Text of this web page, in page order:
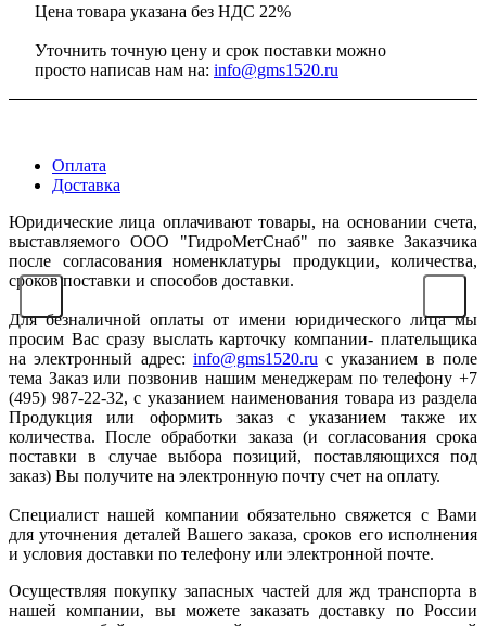
Цена товара указана без НДС 22%
Уточнить точную цену и срок поставки можно
просто написав нам на: info@gms1520.ru
Оплата
Доставка
Юридические лица оплачивают товары, на основании счета,
выставляемого ООО "ГидроМетСнаб" по заявке Заказчика
после согласования номенклатуры продукции, количества,
сроков поставки и способов доставки.
Для безналичной оплаты от имени юридического лица мы
просим Вас сразу выслать карточку компании- плательщика
на электронный адрес: info@gms1520.ru с указанием в поле
тема Заказ или позвонив нашим менеджерам по телефону +7
(495) 987-22-32, с указанием наименования товара из раздела
Продукция или оформить заказ с указанием также их
количества. После обработки заказа (и согласования срока
поставки в случае выбора позиций, поставляющихся под
заказ) Вы получите на электронную почту счет на оплату.
Специалист нашей компании обязательно свяжется с Вами
для уточнения деталей Вашего заказа, сроков его исполнения
и условия доставки по телефону или электронной почте.
Осуществляя покупку запасных частей для жд транспорта в
нашей компании, вы можете заказать доставку по России